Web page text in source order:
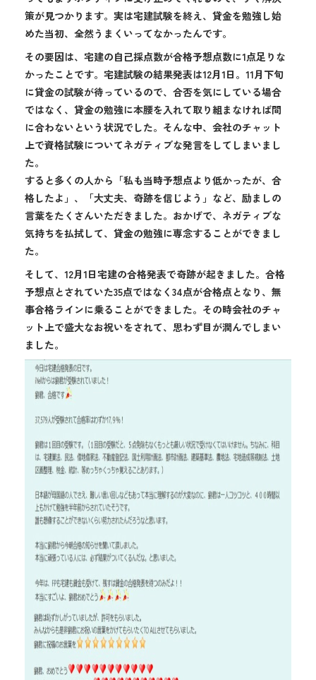
策が見つかります。実は宅建試験を終え、貸金を勉強し始
めた当初、全然うまくいってなかったんです。
その要因は、宅建の自己採点数が合格予想点数に1点足りな
かったことです。宅建試験の結果発表は12月1日。11月下旬
に貸金の試験が待っているので、合否を気にしている場合
ではなく、貸金の勉強に本腰を入れて取り組まなければ間
に合わないという状況でした。そんな中、会社のチャット
上で資格試験についてネガティブな発言をしてしまいまし
た。
すると多くの人から「私も当時予想点より低かったが、合
格したよ」、「大丈夫、奇跡を信じよう」など、励ましの
言葉をたくさんいただきました。おかげで、ネガティブな
気持ちを払拭して、貸金の勉強に専念することができまし
た。
そして、12月1日宅建の合格発表で奇跡が起きました。合格
予想点とされていた35点ではなく34点が合格点となり、無
事合格ラインに乗ることができました。その時会社のチャ
ット上で盛大なお祝いをされて、思わず目が潤んでしまい
ました。